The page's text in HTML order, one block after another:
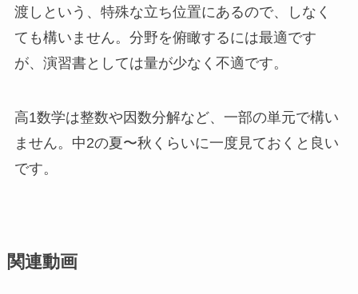
渡しという、特殊な立ち位置にあるので、しなく
ても構いません。分野を俯瞰するには最適です
が、演習書としては量が少なく不適です。
高1数学は整数や因数分解など、一部の単元で構い
ません。中2の夏〜秋くらいに一度見ておくと良い
です。
関連動画